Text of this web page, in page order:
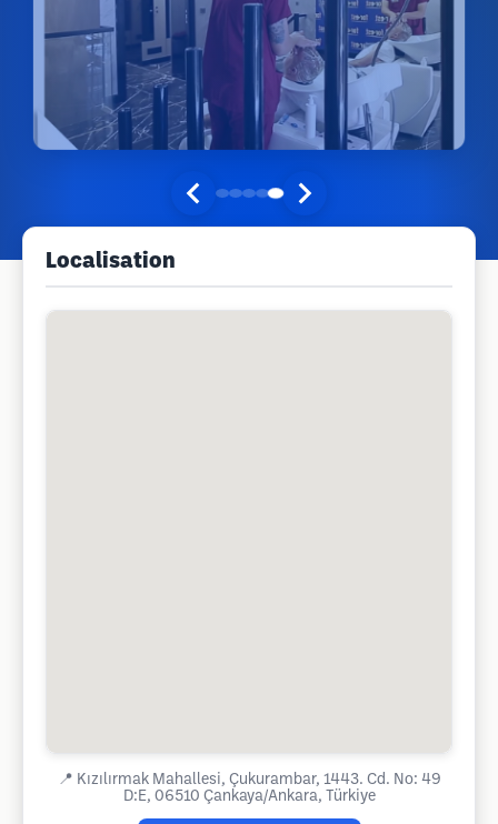
Localisation
📍 Kızılırmak Mahallesi, Çukurambar, 1443. Cd. No: 49
D:E, 06510 Çankaya/Ankara, Türkiye